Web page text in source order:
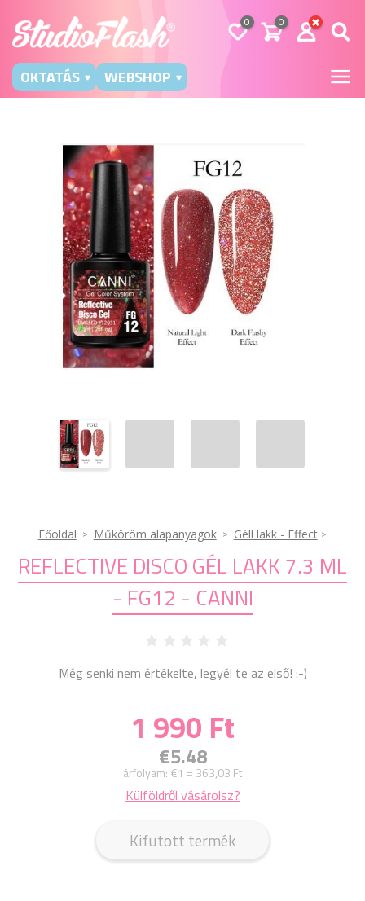
0 0
OKTATÁS WEBSHOP
Főoldal Műköröm alapanyagok Géll lakk - Effect
REFLECTIVE DISCO GÉL LAKK 7.3 ML
- FG12 - CANNI
Még senki nem értékelte, legyél te az első! :-)
1 990 Ft
€5.48
árfolyam: €1 = 363,03 Ft
Külföldről vásárolsz?
Kifutott termék